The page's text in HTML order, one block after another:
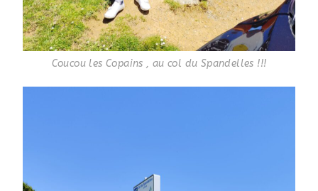
Coucou les Copains , au col du Spandelles !!!